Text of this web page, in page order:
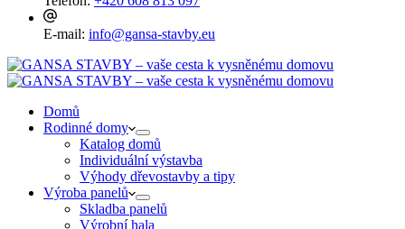
E-mail: info@gansa-stavby.eu
Domů
Rodinné domy
Katalog domů
Individuální výstavba
Výhody dřevostavby a tipy
Výroba panelů
Skladba panelů
Výrobní hala